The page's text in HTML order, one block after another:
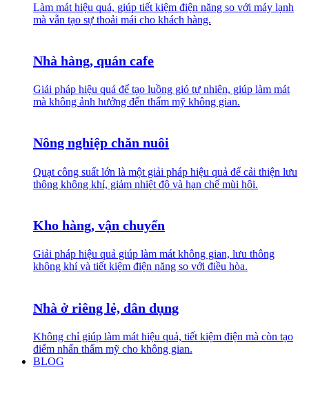
Làm mát hiệu quả, giúp tiết kiệm điện năng so với máy lạnh
mà vẫn tạo sự thoải mái cho khách hàng.
Nhà hàng, quán cafe
Giải pháp hiệu quả để tạo luồng gió tự nhiên, giúp làm mát
mà không ảnh hưởng đến thẩm mỹ không gian.
Nông nghiệp chăn nuôi
Quạt công suất lớn là một giải pháp hiệu quả để cải thiện lưu
thông không khí, giảm nhiệt độ và hạn chế mùi hôi.
Kho hàng, vận chuyển
Giải pháp hiệu quả giúp làm mát không gian, lưu thông
không khí và tiết kiệm điện năng so với điều hòa.
Nhà ở riêng lẻ, dân dụng
Không chỉ giúp làm mát hiệu quả, tiết kiệm điện mà còn tạo
điểm nhấn thẩm mỹ cho không gian.
BLOG